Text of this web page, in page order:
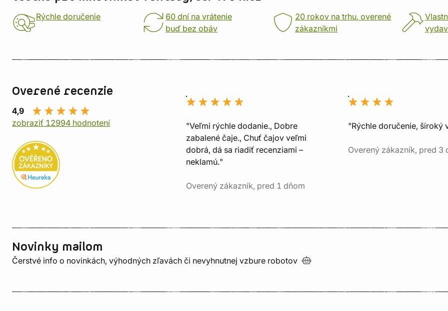
Rýchle doručenie
60 dní na vrátenie
buď bez obáv
20 rokov na trhu, overené
zákazníkmi
Overené recenzie
4,9
zobraziť 12994 hodnotení
"Veľmi rýchle dodanie., Dobre
zabalené čaje., Chuť čajov veľmi
dobrá, dá sa riadiť recenziami –
neklamú."
Overený zákazník, pred 1 dňom
"Rýchle doručenie, široký
Overený zákazník, pred 3
Novinky mailom
Čerstvé info o novinkách, výhodných zľavách či nevyhnutnej vzbure robotov